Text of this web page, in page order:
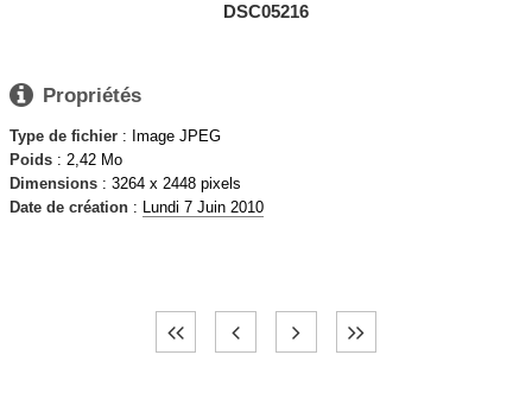
DSC05216
 Propriétés
Type de fichier : Image JPEG
Poids : 2,42 Mo
Dimensions : 3264 x 2448 pixels
Date de création : Lundi 7 Juin 2010